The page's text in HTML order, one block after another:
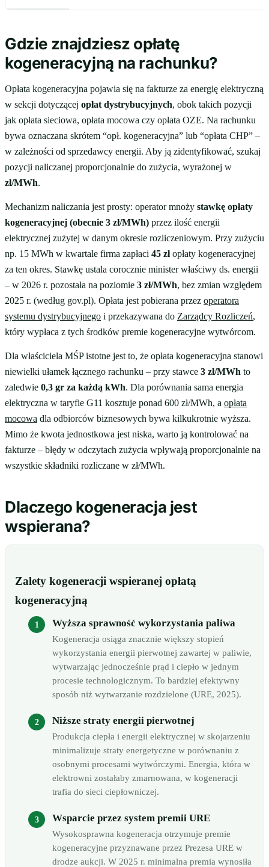
Gdzie znajdziesz opłatę
kogeneracyjną na rachunku?
Opłata kogeneracyjna pojawia się na fakturze za energię elektryczną
w sekcji dotyczącej opłat dystrybucyjnych, obok takich pozycji
jak opłata sieciowa, opłata mocowa czy opłata OZE. Na rachunku
bywa oznaczana skrótem “opł. kogeneracyjna” lub “opłata CHP” –
w zależności od sprzedawcy energii. Aby ją zidentyfikować, szukaj
pozycji naliczanej proporcjonalnie do zużycia, wyrażonej w
zł/MWh.
Mechanizm naliczania jest prosty: operator mnoży stawkę opłaty
kogeneracyjnej (obecnie 3 zł/MWh) przez ilość energii
elektrycznej zużytej w danym okresie rozliczeniowym. Przy zużyciu
np. 15 MWh w kwartale firma zapłaci 45 złopłaty kogeneracyjnej
za ten okres. Stawkę ustala corocznie minister właściwy ds. energii
– w 2026 r. pozostała na poziomie 3 zł/MWh, bez zmian względem
2025 r. (według gov.pl). Opłata jest pobierana przez operatora
systemu dystrybucyjnego i przekazywana do Zarządcy Rozliczeń,
który wypłaca z tych środków premie kogeneracyjne wytwórcom.
Dla właściciela MŚP istotne jest to, że opłata kogeneracyjna stanowi
niewielki ułamek łącznego rachunku – przy stawce 3 zł/MWh to
zaledwie 0,3 gr za każdą kWh. Dla porównania sama energia
elektryczna w taryfie G11 kosztuje ponad 600 zł/MWh, a opłata
mocowa dla odbiorców biznesowych bywa kilkukrotnie wyższa.
Mimo że kwota jednostkowa jest niska, warto ją kontrolować na
fakturze – błędy w odczytach zużycia wpływają proporcjonalnie na
wszystkie składniki rozliczane w zł/MWh.
Dlaczego kogeneracja jest
wspierana?
Zalety kogeneracji wspieranej opłatą
kogeneracyjną
Wyższa sprawność wykorzystania paliwa
Kogeneracja osiąga znacznie większy stopień
wykorzystania energii pierwotnej zawartej w paliwie,
wytwarzając jednocześnie prąd i ciepło w jednym
procesie technologicznym. To bardziej efektywny
sposób niż wytwarzanie rozdzielone (URE, 2025).
Niższe straty energii pierwotnej
Produkcja ciepła i energii elektrycznej w skojarzeniu
minimalizuje straty energetyczne w porównaniu z
osobnymi procesami wytwórczymi. Energia, która w
elektrowni zostałaby zmarnowana, w kogeneracji
trafia do sieci ciepłowniczej.
Wsparcie przez system premii URE
Wysokosprawna kogeneracja otrzymuje premie
kogeneracyjne przyznawane przez Prezesa URE w
drodze aukcji. W 2025 r. minimalna premia wynosiła